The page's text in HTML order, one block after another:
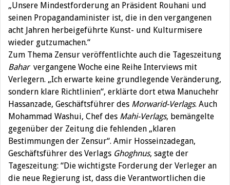
„Unsere Mindestforderung an Präsident Rouhani und
seinen Propagandaminister ist, die in den vergangenen
acht Jahren herbeigeführte Kunst- und Kulturmisere
wieder gutzumachen.“
Zum Thema Zensur veröffentlichte auch die Tageszeitung
Bahar vergangene Woche eine Reihe Interviews mit
Verlegern. „Ich erwarte keine grundlegende Veränderung,
sondern klare Richtlinien“, erklärte dort etwa Manuchehr
Hassanzade, Geschäftsführer des Morwarid-Verlags. Auch
Mohammad Washui, Chef des Mahi-Verlags, bemängelte
gegenüber der Zeitung die fehlenden „klaren
Bestimmungen der Zensur“. Amir Hosseinzadegan,
Geschäftsführer des Verlags Ghoghnus, sagte der
Tageszeitung: “Die wichtigste Forderung der Verleger an
die neue Regierung ist, dass die Verantwortlichen die